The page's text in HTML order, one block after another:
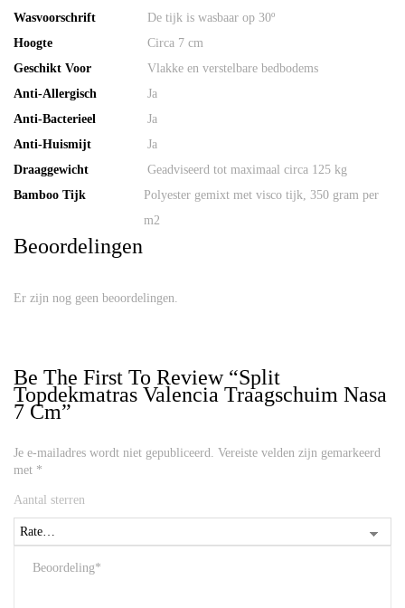
Wasvoorschrift
De tijk is wasbaar op 30º
Hoogte
Circa 7 cm
Geschikt Voor
Vlakke en verstelbare bedbodems
Anti-Allergisch
Ja
Anti-Bacterieel
Ja
Anti-Huismijt
Ja
Draaggewicht
Geadviseerd tot maximaal circa 125 kg
Bamboo Tijk
Polyester gemixt met visco tijk, 350 gram per
m2
Beoordelingen
Er zijn nog geen beoordelingen.
Be The First To Review “Split
Topdekmatras Valencia Traagschuim Nasa
7 Cm”
Je e-mailadres wordt niet gepubliceerd. Vereiste velden zijn gemarkeerd
met *
Aantal sterren